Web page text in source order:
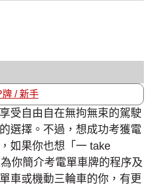
牌 / 新手
受自由自在無拘無束的駕駛
選擇。不過，想成功考獲電
如果你也想「一 take
你簡介考電單車牌的程序及
車或機動三輪車的你，有更